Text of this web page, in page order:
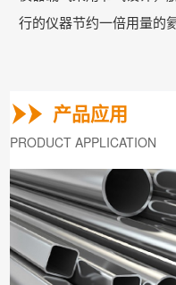
行的仪器节约一倍用量的
产品应用
PRODUCT APPLICATION